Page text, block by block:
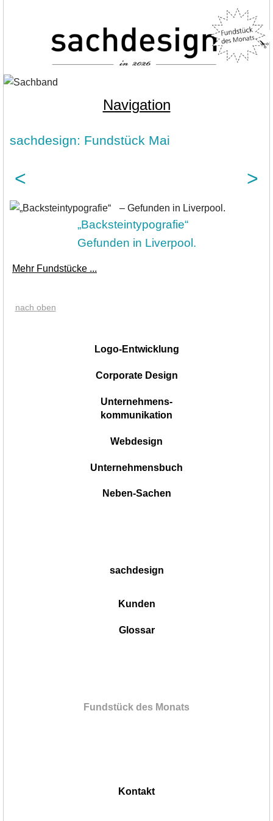
Navigation
sachdesign: Fundstück Mai
< >
„Backsteintypografie“
Gefunden in Liverpool.
Mehr Fundstücke ...
nach oben
Logo-Entwicklung
Corporate Design
Unternehmens-
kommunikation
Webdesign
Unternehmensbuch
Neben-Sachen
sachdesign
Kunden
Glossar
Fundstück des Monats
Kontakt